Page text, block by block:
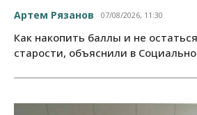
Артем Рязанов 07/08/2026, 11:30
Как накопить баллы и не
старости, объяснили в